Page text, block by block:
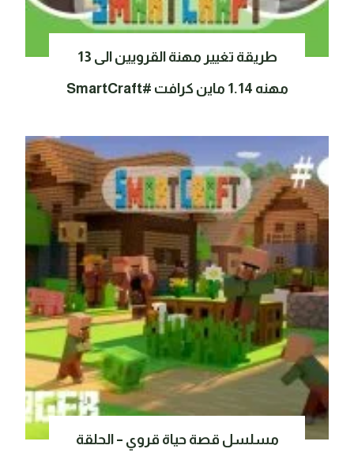
طريقة تغيير مهنة القرويين الى 13
مهنه 1.14 ماين كرافت #SmartCraft
مسلسل قصة حياة قروي – الحلقة